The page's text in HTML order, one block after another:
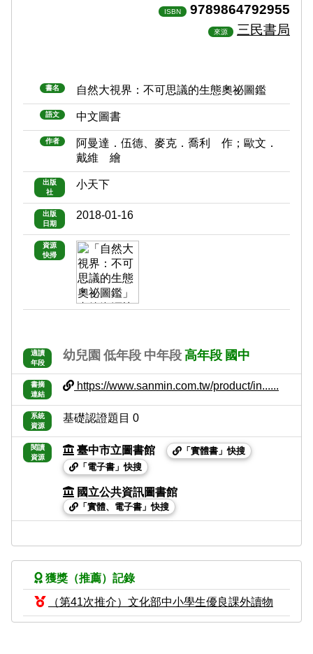
ISBN 9789864792955
來源 三民書局
書名 自然大視界：不可思議的生態奧祕圖鑑
語文 中文圖書
作者
阿曼達．伍德、麥克．喬利 作；歐文．
戴維 繪
出版
社
小天下
出版
日期
2018-01-16
資源
快掃
適讀
年段
幼兒園 低年段 中年段 高年段 國中
書摘
連結
https://www.sanmin.com.tw/product/in......
系統
資源
基礎認證題目 0
閱讀
資源
臺中市立圖書館
「實體書」快搜
「電子書」快搜
國立公共資訊圖書館
「實體、電子書」快搜
獲獎（推薦）記錄
（第41次推介）文化部中小學生優良課外讀物